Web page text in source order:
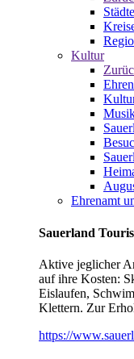
Kultur
Ehrenamt
Sauerland
Aktive jeglicher
auf ihre Kosten:
Eislaufen,
Klettern. Zur
https://